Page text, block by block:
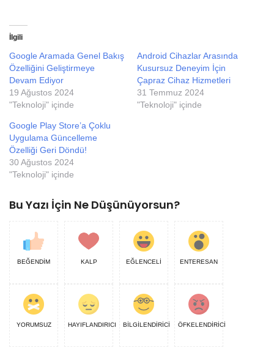
İlgili
Google Aramada Genel Bakış
Özelliğini Geliştirmeye
Devam Ediyor
19 Ağustos 2024
"Teknoloji" içinde
Android Cihazlar Arasında
Kusursuz Deneyim İçin
Çapraz Cihaz Hizmetleri
31 Temmuz 2024
"Teknoloji" içinde
Google Play Store’a Çoklu
Uygulama Güncelleme
Özelliği Geri Döndü!
30 Ağustos 2024
"Teknoloji" içinde
Bu Yazı İçin Ne Düşünüyorsun?
BEĞENDİM KALP EĞLENCELİ ENTERESAN
YORUMSUZ HAYIFLANDIRICI BİLGİLENDİRİCİ ÖFKELENDİRİCİ